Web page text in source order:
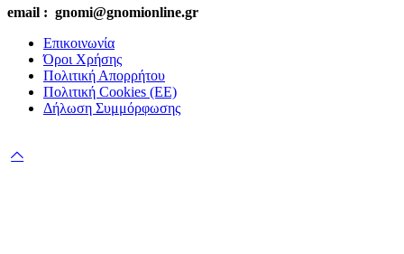
email : gnomi@gnomionline.gr
Επικοινωνία
Όροι Χρήσης
Πολιτική Απορρήτου
Πολιτική Cookies (ΕΕ)
Δήλωση Συμμόρφωσης